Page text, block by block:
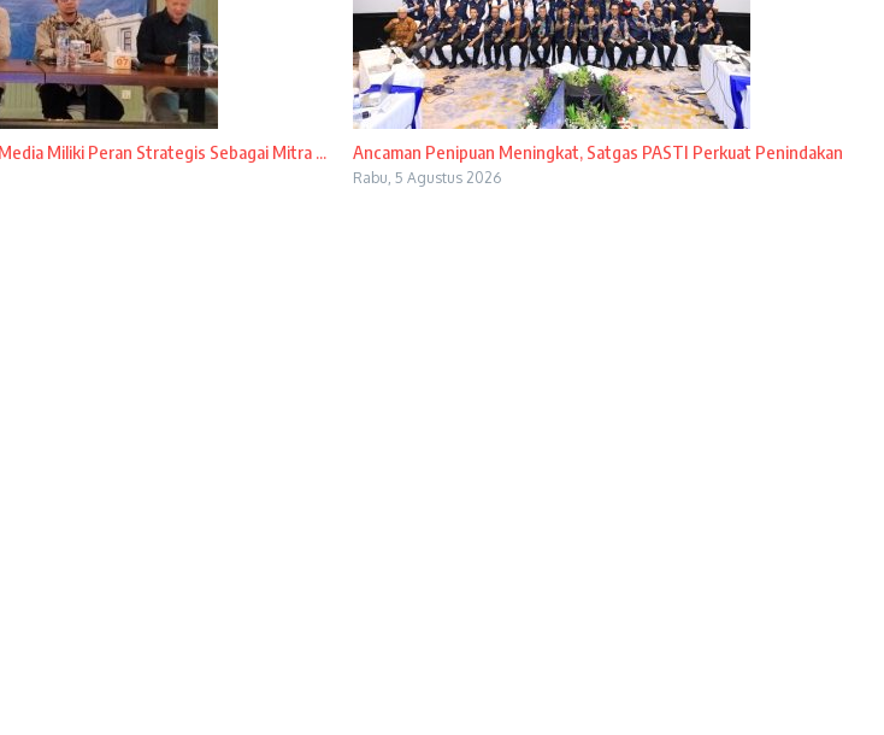
Miliki Peran Strategis Sebagai Mitra ... Ancaman Penipuan Meningkat, Satgas PASTI Perkuat Penindakan
Rabu, 5 Agustus 2026